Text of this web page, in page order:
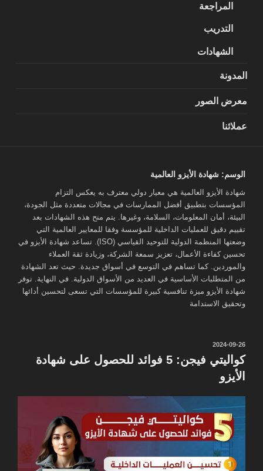
المراجعة
التدريب
الشهادات
المدونة
معرض الصور
عملائنا
الوسم: شهادة الأيزو العالمية
شهادة الأيزو العالمية هي معيار دولي معترف به يعكس التزام
المؤسسات بتطبيق أفضل الممارسات في مجالات متعددة مثل الجودة،
البيئة، أمان المعلومات، السلامة، وغيرها. يتم منح هذه الشهادات بعد
تقييم دقيق للعمليات الداخلية للمؤسسة وفقا للمعايير العالمية التي
وضعتها المنظمة الدولية للتوحيد القياسي (ISO). تساعد شهادة الأيزو في
تحسين كفاءة الأعمال، تعزيز سمعة الشركة، وزيادة ثقة العملاء
والموردين. كما تساهم في التوسع في أسواق جديدة. حيث تعد الشهادة
من المتطلبات الأساسية في العديد من الأسواق الدولية. في النهاية. توفر
شهادة الأيزو ميزة تنافسية كبيرة للمؤسسات التي تسعى لتحسين أدائها
وتحقيق الاستدامة
نُشر
في
2024-09-26
كواليتي فيجن: 5 فوائد للحصول على شهادة
الأيزو